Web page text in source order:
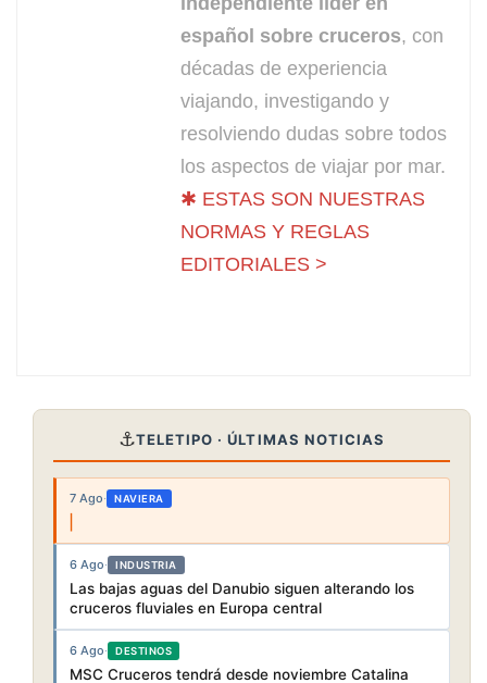
español sobre cruceros, con
décadas de experiencia
viajando, investigando y
resolviendo dudas sobre todos
los aspectos de viajar por mar.
✱ ESTAS SON NUESTRAS
NORMAS Y REGLAS
EDITORIALES >
⚓TELETIPO · ÚLTIMAS NOTICIAS
7 Ago· NAVIERA
6 Ago· INDUSTRIA
Las bajas aguas del Danubio siguen alterando los
cruceros fluviales en Europa central
6 Ago· DESTINOS
MSC Cruceros tendrá desde noviembre Catalina